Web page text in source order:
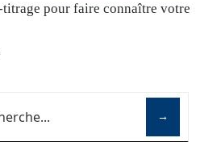
titrage pour faire connaître votre